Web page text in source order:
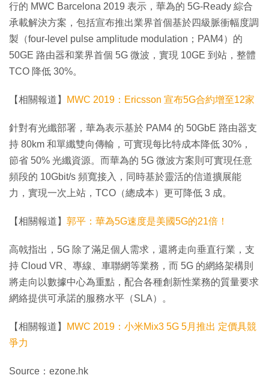
行的 MWC Barcelona 2019 表示，華為的 5G-Ready 綜合
承載解決方案，包括宣布推出業界首個基於四級脈衝幅度調
製（four-level pulse amplitude modulation；PAM4）的
50GE 路由器和業界首個 5G 微波，實現 10GE 到站，整體
TCO 降低 30%。
【相關報道】 MWC 2019：Ericsson 宣布5G合約增至12家
針對有光纖部署，華為表示基於 PAM4 的 50GbE 路由器支
持 80km 和單纖雙向傳輸，可實現每比特成本降低 30%，
節省 50% 光纖資源。而華為的 5G 微波方案則可實現任意
頻段的 10Gbit/s 頻寬接入，同時基於靈活的信道擴展能
力，實現一次上站，TCO（總成本）更可降低 3 成。
【相關報道】 郭平：華為5G速度是美國5G的21倍！
高戟指出，5G 除了滿足個人需求，還將走向垂直行業，支
持 Cloud VR、專線、車聯網等業務，而 5G 的網絡架構則
將走向以數據中心為重點，配合各種創新性業務的質量要求
網絡提供可承諾的服務水平（SLA）。
【相關報道】
MWC 2019：小米Mix3 5G 5月推出 定價具競
爭力
Source：ezone.hk